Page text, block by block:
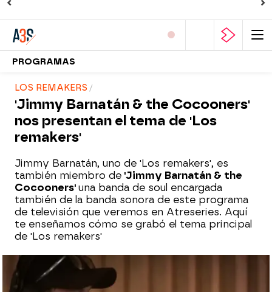
PROGRAMAS
LOS REMAKERS
'Jimmy Barnatán & the Cocooners'
nos presentan el tema de 'Los
remakers'
Jimmy Barnatán, uno de 'Los remakers', es
también miembro de 'Jimmy Barnatán & the
Cocooners' una banda de soul encargada
también de la banda sonora de este programa
de televisión que veremos en Atreseries. Aquí
te enseñamos cómo se grabó el tema principal
de 'Los remakers'